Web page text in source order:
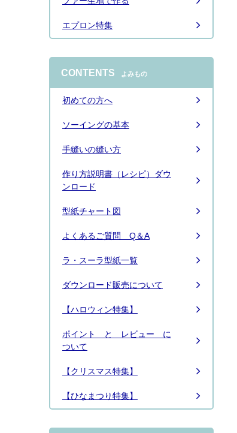
エプロン特集
CONTENTS よみもの
初めての方へ
ソーイングの基本
手縫いの縫い方
作り方説明書（レシピ）ダウ
ンロード
型紙チャート図
よくあるご質問 Q＆A
ラ・スーラ型紙一覧
ダウンロード販売について
【ハロウィン特集】
ポイント と レビュー に
ついて
【クリスマス特集】
【ひなまつり特集】